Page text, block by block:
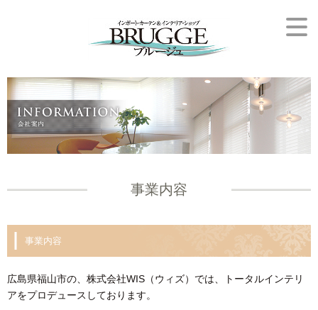
事業内容
事業内容
広島県福山市の、株式会社WIS（ウィズ）では、トータルインテリ
アをプロデュースしております。